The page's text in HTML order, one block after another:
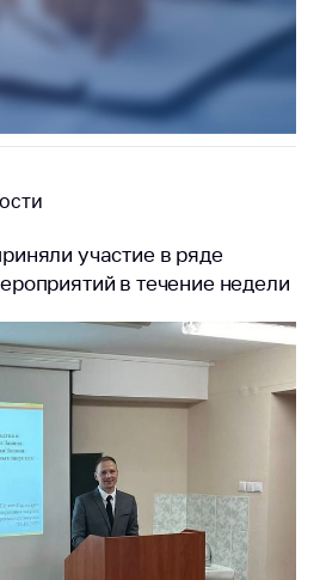
участие в ряде
в течение недели